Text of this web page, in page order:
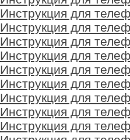
Инструкция для
Инструкция для
Инструкция для
Инструкция для
Инструкция для
Инструкция для
Инструкция для
Инструкция для
Инструкция для